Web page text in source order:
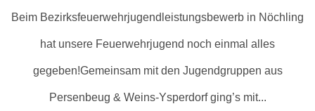
Beim Bezirksfeuerwehrjugendleistungsbewerb in Nöchling
hat unsere Feuerwehrjugend noch einmal alles
gegeben!Gemeinsam mit den Jugendgruppen aus
Persenbeug & Weins-Ysperdorf ging’s mit...